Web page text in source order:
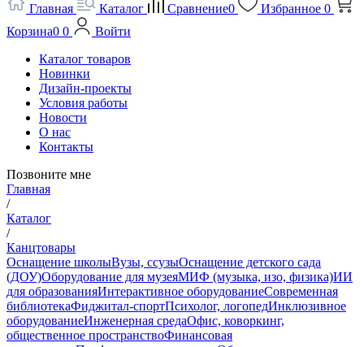
Главная Каталог Сравнение0 Избранное 0
Корзина0 0
Войти
Каталог товаров
Новинки
Дизайн-проекты
Условия работы
Новости
О нас
Контакты
Позвоните мне
Главная
/
Каталог
/
Канцтовары
Оснащение школыВузы, ссузыОснащение детского сада
(ДОУ)Оборудование для музеяМИФ (музыка, изо, физика)ИИ
для образованияИнтерактивное оборудованиеСовременная
библиотекаФиджитал-спортПсихолог, логопедИнклюзивное
оборудованиеИнженерная средаОфис, коворкинг,
общественное пространствоФинансовая